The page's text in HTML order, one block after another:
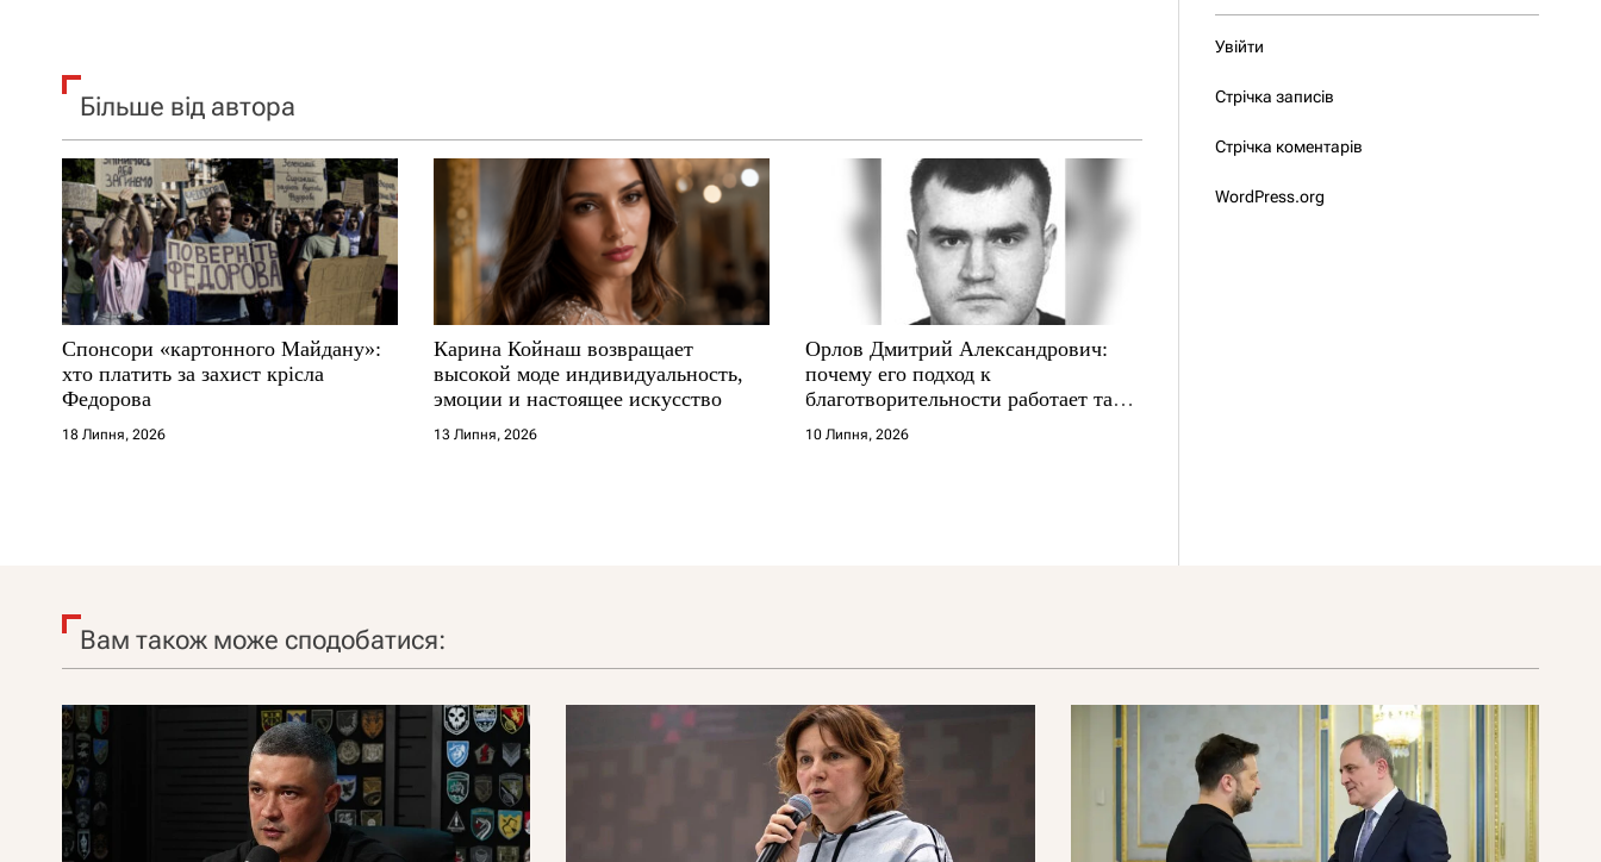
Більше від автора
Спонсори «картонного Майдану»:
хто платить за захист крісла
Федорова
18 Липня, 2026
Карина Койнаш возвращает
высокой моде индивидуальность,
эмоции и настоящее искусство
13 Липня, 2026
Орлов Дмитрий Александрович:
почему его подход к
благотворительности работает там,
где другие не выдерживают
10 Липня, 2026
Увійти
Стрічка записів
Стрічка коментарів
WordPress.org
Вам також може сподобатися: